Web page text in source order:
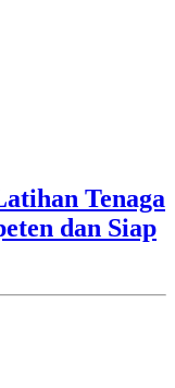
Tenaga
dan Siap